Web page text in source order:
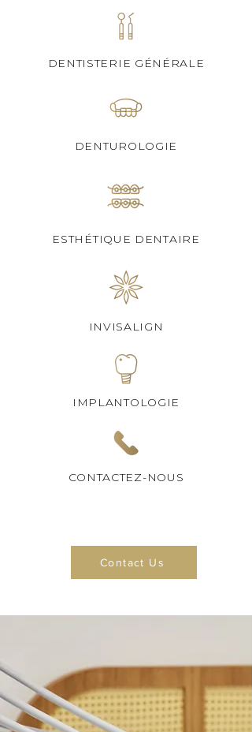
DENTISTERIE GÉNÉRALE
DENTUROLOGIE
ESTHÉTIQUE DENTAIRE
INVISALIGN
IMPLANTOLOGIE
CONTACTEZ-NOUS
Contact Us